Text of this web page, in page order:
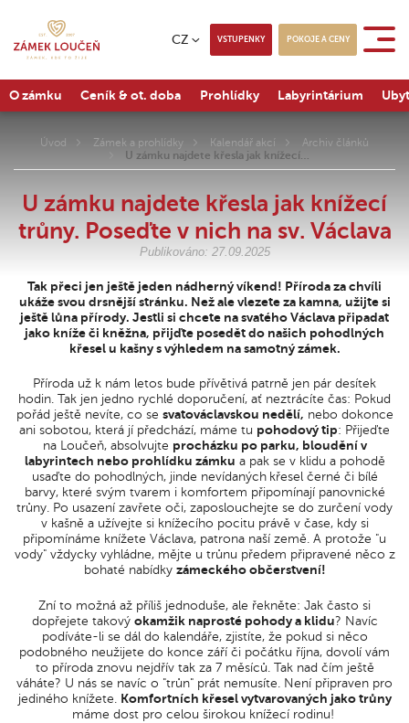
CZ VSTUPENKY POKOJE A CENY
O zámku Ceník & ot. doba Prohlídky Labyrintárium
Úvod Zámek a prohlídky Kalendář akcí
Archiv článků
U zámku najdete křesla jak knížecí…
U zámku najdete křesla jak knížecí
trůny. Poseďte v nich na sv. Václava
Publikováno: 27.09.2025
Tak přeci jen ještě jeden nádherný víkend! Příroda za chvíli
ukáže svou drsnější stránku. Než ale vlezete za kamna, užijte si
ještě lůna přírody. Jestli si chcete na svatého Václava připadat
jako kníže či kněžna, přijďte posedět do našich pohodlných
křesel u kašny s výhledem na samotný zámek.
Příroda už k nám letos bude přívětivá patrně jen pár desítek
hodin. Tak jen jedno rychlé doporučení, ať neztrácíte čas: Pokud
pořád ještě nevíte, co se svatováclavskou nedělí, nebo dokonce
ani sobotou, která jí předchází, máme tu pohodový tip: Přijeďte
na Loučeň, absolvujte procházku po parku, bloudění v
labyrintech nebo prohlídku zámku a pak se v klidu a pohodě
usaďte do pohodlných, jinde nevídaných křesel černé či bílé
barvy, které svým tvarem i komfortem připomínají panovnické
trůny. Po usazení zavřete oči, zaposlouchejte se do zurčení vody
v kašně a užívejte si knížecího pocitu právě v čase, kdy si
připomínáme knížete Václava, patrona naší země. A protože "u
vody" vždycky vyhládne, mějte u trůnu předem připravené něco z
bohaté nabídky zámeckého občerstvení!
Zní to možná až příliš jednoduše, ale řekněte: Jak často si
dopřejete takový okamžik naprosté pohody a klidu? Navíc
podíváte-li se dál do kalendáře, zjistíte, že pokud si něco
podobného neužijete do konce září či počátku října, dovolí vám
to příroda znovu nejdřív tak za 7 měsíců. Tak nad čím ještě
váháte? U nás se navíc o "trůn" prát nemusíte. Není připraven pro
jediného knížete. Komfortních křesel vytvarovaných jako trůny
máme dost pro celou širokou knížecí rodinu!